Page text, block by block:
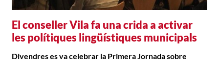
El conseller Vila fa una crida a activar
les polítiques lingüístiques municipals
Divendres es va celebrar la Primera Jornada sobre